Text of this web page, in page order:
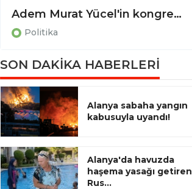
Yücel’den Türkdoğan’a hayırlı olsun ziyareti!
SON DAKİKA HABERLERİ
Alanya sabaha yangın
kabusuyla uyandı!
Alanya'da havuzda
haşema yasağı getiren
Rus...